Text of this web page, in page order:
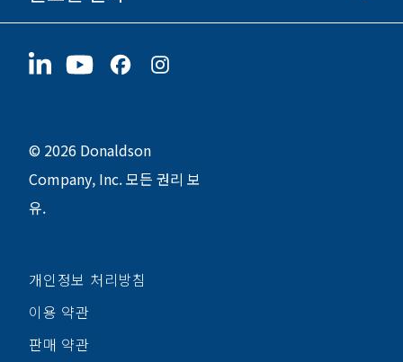
협력업체
지속가능성1400 W 94th Street
© 2026 Donaldson
Company, Inc. 모든 권리 보
유.
개인정보 처리방침
이용 약관
판매 약관